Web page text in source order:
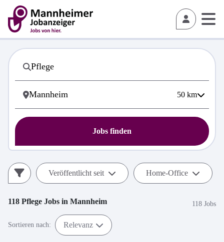
50 km
Jobs finden
Veröffentlicht seit Home-Office
118 Pflege Jobs in Mannheim 118 Jobs
Sortieren nach: Relevanz